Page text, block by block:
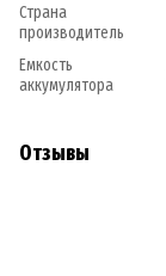
Страна
производитель
Емкость
аккумулятора
Отзывы